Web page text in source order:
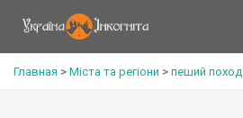
Главная > Міста та регіони > пеший поход